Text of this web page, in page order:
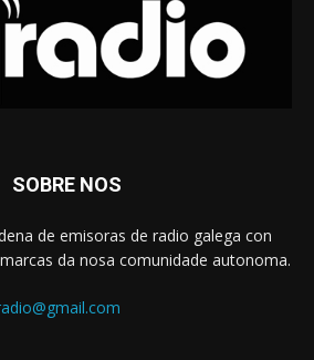
SOBRE NOS
de emisoras de radio galega con
da nosa comunidade autonoma.